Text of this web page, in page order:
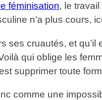
féminisation, le
n’a plus cours,
ses cruautés, et
qui oblige les
supprimer toute
comme une